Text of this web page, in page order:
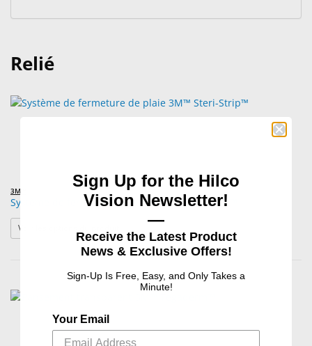
Relié
3M™
Système de fermeture de plaie 3M™ Steri-Strip™
Voir les options du produit
Sign Up for the Hilco
Vision Newsletter!
—
Receive the Latest Product
News & Exclusive Offers!
Sign-Up Is Free, Easy, and Only Takes a
Minute!
Your Email